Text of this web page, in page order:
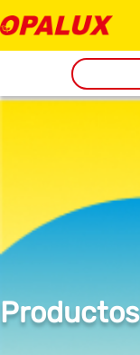
Productos